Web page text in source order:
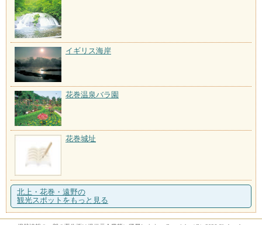
イギリス海岸
花巻温泉バラ園
花巻城址
北上・花巻・遠野の
観光スポットをもっと見る